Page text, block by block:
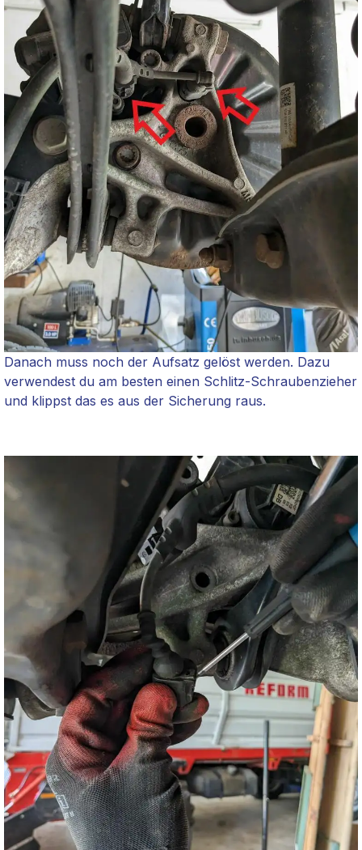
Danach muss noch der Aufsatz gelöst werden. Dazu
verwendest du am besten einen Schlitz-Schraubenzieher
und klippst das es aus der Sicherung raus.